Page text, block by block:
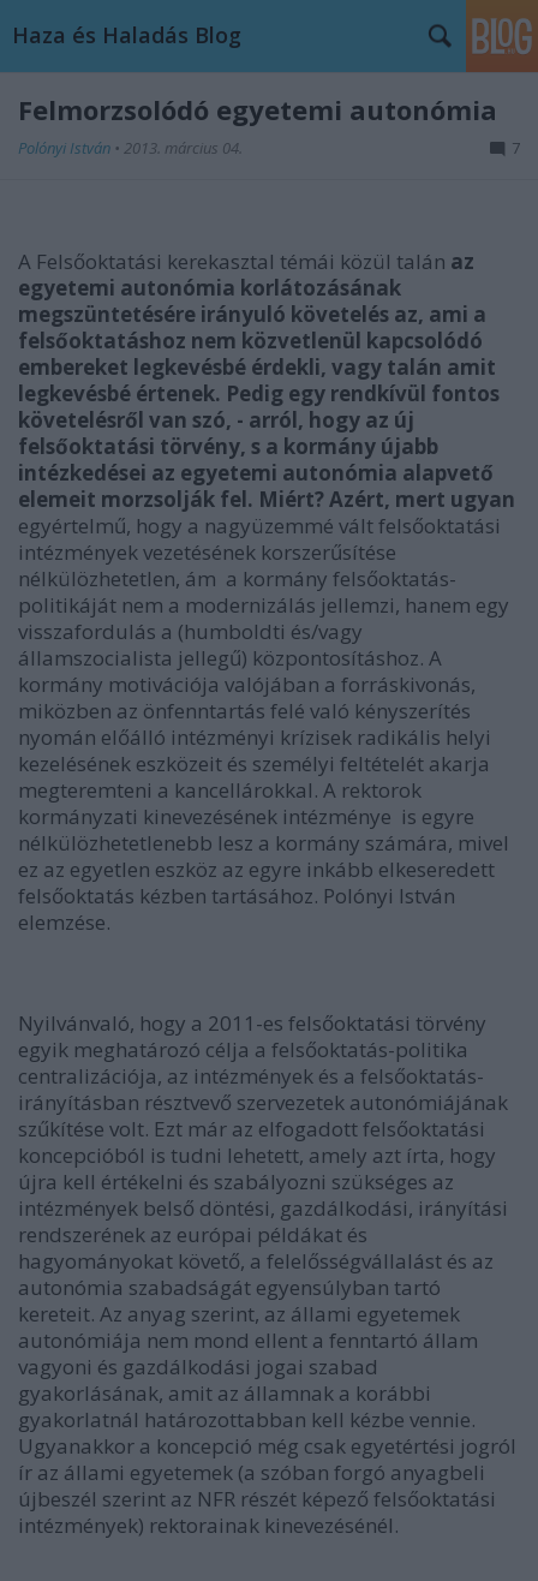
Haza és Haladás Blog
Felmorzsolódó egyetemi autonómia
Polónyi István • 2013. március 04. 7
A Felsőoktatási kerekasztal témái közül talán az
egyetemi autonómia korlátozásának
megszüntetésére irányuló követelés az, ami a
felsőoktatáshoz nem közvetlenül kapcsolódó
embereket legkevésbé érdekli, vagy talán amit
legkevésbé értenek. Pedig egy rendkívül fontos
követelésről van szó, - arról, hogy az új
felsőoktatási törvény, s a kormány újabb
intézkedései az egyetemi autonómia alapvető
elemeit morzsolják fel. Miért? Azért, mert ugyan
egyértelmű, hogy a nagyüzemmé vált felsőoktatási
intézmények vezetésének korszerűsítése
nélkülözhetetlen, ám a kormány felsőoktatás-
politikáját nem a modernizálás jellemzi, hanem egy
visszafordulás a (humboldti és/vagy
államszocialista jellegű) központosításhoz. A
kormány motivációja valójában a forráskivonás,
miközben az önfenntartás felé való kényszerítés
nyomán előálló intézményi krízisek radikális helyi
kezelésének eszközeit és személyi feltételét akarja
megteremteni a kancellárokkal. A rektorok
kormányzati kinevezésének intézménye is egyre
nélkülözhetetlenebb lesz a kormány számára, mivel
ez az egyetlen eszköz az egyre inkább elkeseredett
felsőoktatás kézben tartásához. Polónyi István
elemzése.
Nyilvánvaló, hogy a 2011-es felsőoktatási törvény
egyik meghatározó célja a felsőoktatás-politika
centralizációja, az intézmények és a felsőoktatás-
irányításban résztvevő szervezetek autonómiájának
szűkítése volt. Ezt már az elfogadott felsőoktatási
koncepcióból is tudni lehetett, amely azt írta, hogy
újra kell értékelni és szabályozni szükséges az
intézmények belső döntési, gazdálkodási, irányítási
rendszerének az európai példákat és
hagyományokat követő, a felelősségvállalást és az
autonómia szabadságát egyensúlyban tartó
kereteit. Az anyag szerint, az állami egyetemek
autonómiája nem mond ellent a fenntartó állam
vagyoni és gazdálkodási jogai szabad
gyakorlásának, amit az államnak a korábbi
gyakorlatnál határozottabban kell kézbe vennie.
Ugyanakkor a koncepció még csak egyetértési jogról
ír az állami egyetemek (a szóban forgó anyagbeli
újbeszél szerint az NFR részét képező felsőoktatási
intézmények) rektorainak kinevezésénél.